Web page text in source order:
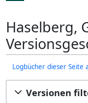
Haselberg,
Logbücher dieser Seite
Versionen